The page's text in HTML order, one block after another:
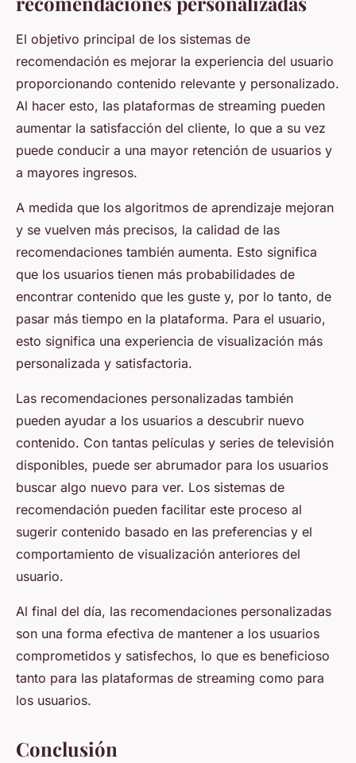
El objetivo principal de los sistemas de
recomendación es mejorar la experiencia del usuario
proporcionando contenido relevante y personalizado.
Al hacer esto, las plataformas de streaming pueden
aumentar la satisfacción del cliente, lo que a su vez
puede conducir a una mayor retención de usuarios y
a mayores ingresos.
A medida que los algoritmos de aprendizaje mejoran
y se vuelven más precisos, la calidad de las
recomendaciones también aumenta. Esto significa
que los usuarios tienen más probabilidades de
encontrar contenido que les guste y, por lo tanto, de
pasar más tiempo en la plataforma. Para el usuario,
esto significa una experiencia de visualización más
personalizada y satisfactoria.
Las recomendaciones personalizadas también
pueden ayudar a los usuarios a descubrir nuevo
contenido. Con tantas películas y series de televisión
disponibles, puede ser abrumador para los usuarios
buscar algo nuevo para ver. Los sistemas de
recomendación pueden facilitar este proceso al
sugerir contenido basado en las preferencias y el
comportamiento de visualización anteriores del
usuario.
Al final del día, las recomendaciones personalizadas
son una forma efectiva de mantener a los usuarios
comprometidos y satisfechos, lo que es beneficioso
tanto para las plataformas de streaming como para
los usuarios.
Conclusión